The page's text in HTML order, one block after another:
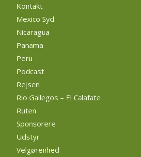
Kontakt
Mexico Syd
Nicaragua
Panama
Peru
Podcast
Rejsen
Rio Gallegos – El Calafate
Ruten
Sponsorere
Udstyr
Velgørenhed